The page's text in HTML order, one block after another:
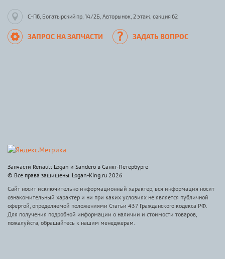
С-Пб, Богатырский пр, 14/2Б, Авторынок, 2 этаж, секция 62
ЗАПРОС НА ЗАПЧАСТИ ЗАДАТЬ ВОПРОС
Запчасти Renault Logan и Sandero в Санкт-Петербурге
© Все права защищены. Logan-King.ru 2026
Сайт носит исключительно информационный характер, вся информация носит
ознакомительный характер и ни при каких условиях не является публичной
офертой, определяемой положениями Статьи 437 Гражданского кодекса РФ.
Для получения подробной информации о наличии и стоимости товаров,
пожалуйста, обращайтесь к нашим менеджерам.